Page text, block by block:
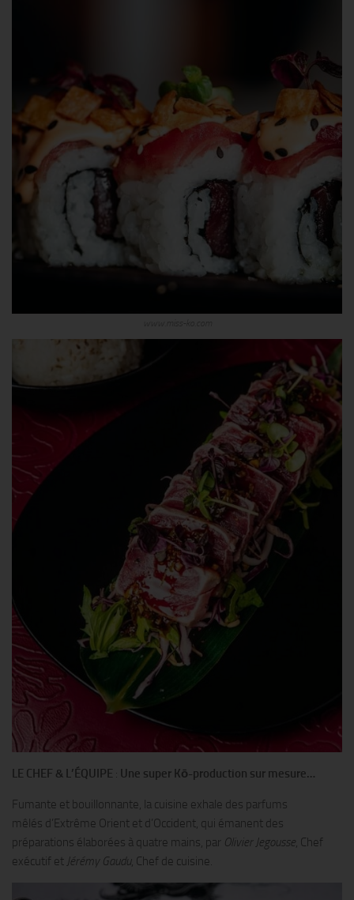
LE CHEF & L’ÉQUIPE : Une super Kō-production sur mesure…
Fumante et bouillonnante, la cuisine exhale des parfums
mêlés d’Extrême Orient et d’Occident, qui émanent des
préparations élaborées à quatre mains, par Olivier Jegousse, Chef
exécutif et Jérémy Gaudu, Chef de cuisine.